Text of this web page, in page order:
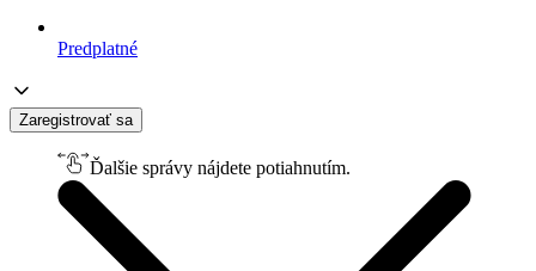
Predplatné
Zaregistrovať sa
Ďalšie správy nájdete potiahnutím.